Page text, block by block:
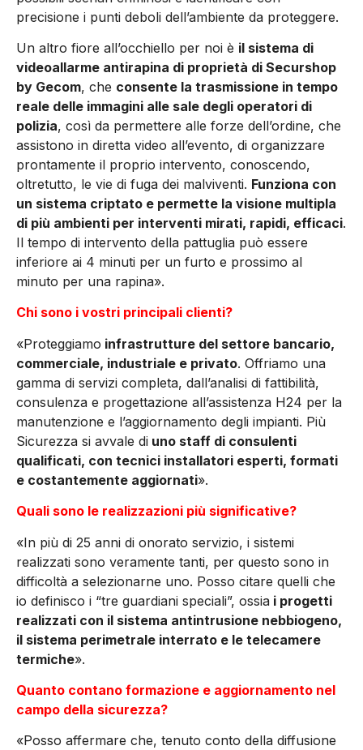
precisione i punti deboli dell’ambiente da proteggere.
Un altro fiore all’occhiello per noi è il sistema di
videoallarme antirapina di proprietà di Securshop
by Gecom, che consente la trasmissione in tempo
reale delle immagini alle sale degli operatori di
polizia, così da permettere alle forze dell’ordine, che
assistono in diretta video all’evento, di organizzare
prontamente il proprio intervento, conoscendo,
oltretutto, le vie di fuga dei malviventi. Funziona con
un sistema criptato e permette la visione multipla
di più ambienti per interventi mirati, rapidi, efficaci.
Il tempo di intervento della pattuglia può essere
inferiore ai 4 minuti per un furto e prossimo al
minuto per una rapina».
Chi sono i vostri principali clienti?
«Proteggiamo infrastrutture del settore bancario,
commerciale, industriale e privato. Offriamo una
gamma di servizi completa, dall’analisi di fattibilità,
consulenza e progettazione all’assistenza H24 per la
manutenzione e l’aggiornamento degli impianti. Più
Sicurezza si avvale di uno staff di consulenti
qualificati, con tecnici installatori esperti, formati
e costantemente aggiornati».
Quali sono le realizzazioni più significative?
«In più di 25 anni di onorato servizio, i sistemi
realizzati sono veramente tanti, per questo sono in
difficoltà a selezionarne uno. Posso citare quelli che
io definisco i “tre guardiani speciali”, ossia i progetti
realizzati con il sistema antintrusione nebbiogeno,
il sistema perimetrale interrato e le telecamere
termiche».
Quanto contano formazione e aggiornamento nel
campo della sicurezza?
«Posso affermare che, tenuto conto della diffusione